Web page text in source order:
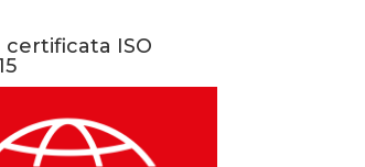
certificata ISO